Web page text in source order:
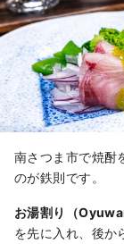
南さつま市で焼酎
のが鉄則です。
お湯割り（
を先に入れ、後か